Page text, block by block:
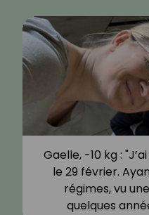
Gaelle, -10 kg :
le 29 février.
régimes, vu
quelques